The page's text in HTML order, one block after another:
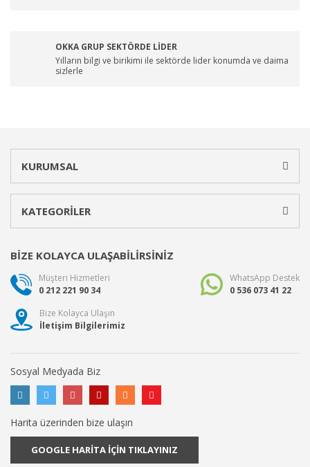
OKKA GRUP SEKTÖRDE LİDER
Yılların bilgi ve birikimi ile sektörde lider konumda ve daima
sizlerle
KURUMSAL
KATEGORİLER
BİZE KOLAYCA ULAŞABİLİRSİNİZ
Müşteri Hizmetleri
0 212 221 90 34
WhatsApp Destek
0 536 073 41 22
Bize Kolayca Ulaşın
İletişim Bilgilerimiz
Sosyal Medyada Biz
Harita üzerinden bize ulaşın
GOOGLE HARİTA İÇİN TIKLAYINIZ